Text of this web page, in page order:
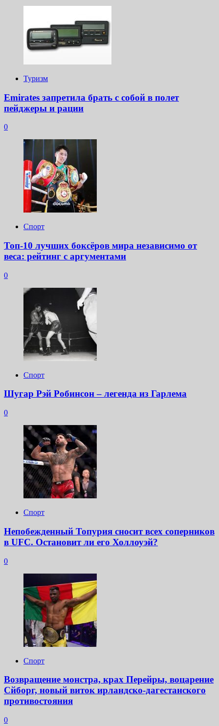
Туризм
Emirates запретила брать с собой в полет
пейджеры и рации
0
Спорт
Топ-10 лучших боксёров мира независимо от
веса: рейтинг с аргументами
0
Спорт
Шугар Рэй Робинсон – легенда из Гарлема
0
Спорт
Непобежденный Топурия сносит всех соперников
в UFC. Остановит ли его Холлоуэй?
0
Спорт
Возвращение монстра, крах Перейры, воцарение
Сйборг, новый виток ирландско-дагестанского
противостояния
0